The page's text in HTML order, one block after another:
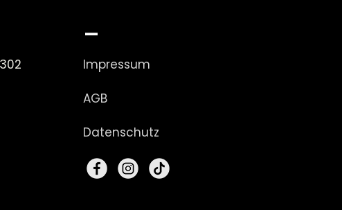
_
Impressum
AGB
Datenschutz